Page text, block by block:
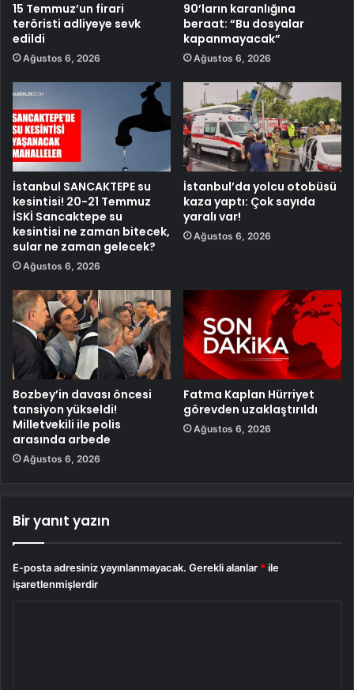
15 Temmuz’un firari
teröristi adliyeye sevk
edildi
Ağustos 6, 2026
90’ların karanlığına
beraat: “Bu dosyalar
kapanmayacak”
Ağustos 6, 2026
İstanbul SANCAKTEPE su
kesintisi! 20-21 Temmuz
İSKİ Sancaktepe su
kesintisi ne zaman bitecek,
sular ne zaman gelecek?
Ağustos 6, 2026
İstanbul’da yolcu otobüsü
kaza yaptı: Çok sayıda
yaralı var!
Ağustos 6, 2026
Bozbey’in davası öncesi
tansiyon yükseldi!
Milletvekili ile polis
arasında arbede
Ağustos 6, 2026
Fatma Kaplan Hürriyet
görevden uzaklaştırıldı
Ağustos 6, 2026
Bir yanıt yazın
E-posta adresiniz yayınlanmayacak. Gerekli alanlar * ile
işaretlenmişlerdir